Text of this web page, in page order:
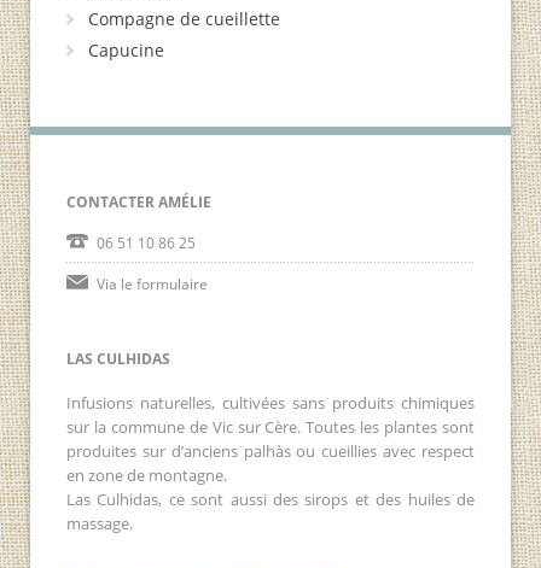
Compagne de cueillette
Capucine
CONTACTER AMÉLIE
06 51 10 86 25
Via le formulaire
LAS CULHIDAS
Infusions naturelles, cultivées sans produits chimiques
sur la commune de Vic sur Cère. Toutes les plantes sont
produites sur d’anciens palhàs ou cueillies avec respect
en zone de montagne.
Las Culhidas, ce sont aussi des sirops et des huiles de
massage.